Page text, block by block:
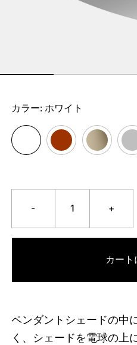
カラー:ホワイト
- +
カート
ペンダントシェードの中
く、シェードを電球の上